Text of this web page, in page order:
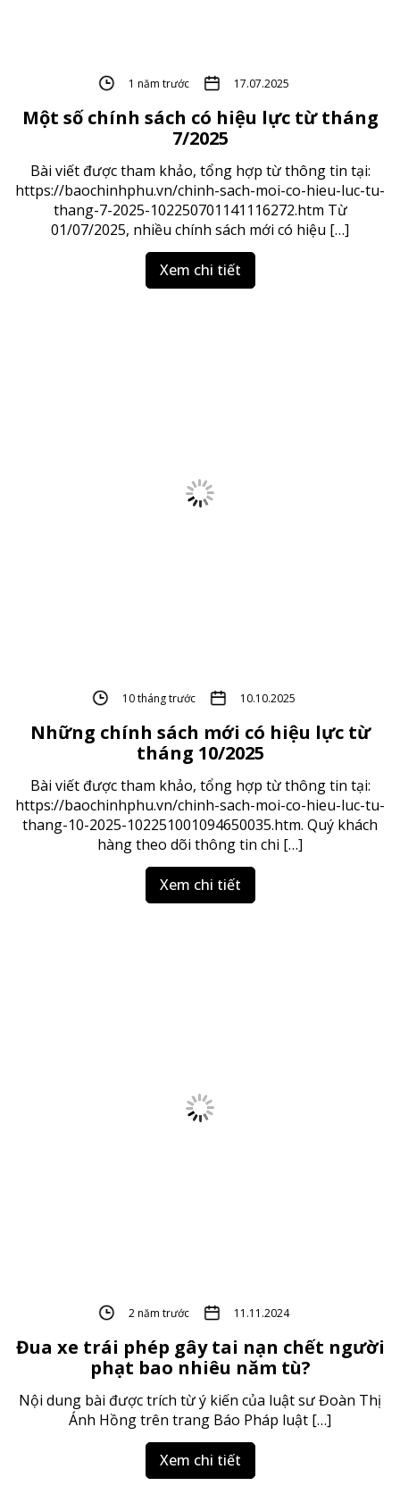
1 năm trước 17.07.2025
Một số chính sách có hiệu lực từ tháng
7/2025
Bài viết được tham khảo, tổng hợp từ thông tin tại:
https://baochinhphu.vn/chinh-sach-moi-co-hieu-luc-tu-
thang-7-2025-102250701141116272.htm Từ
01/07/2025, nhiều chính sách mới có hiệu […]
Xem chi tiết
10 tháng trước 10.10.2025
Những chính sách mới có hiệu lực từ
tháng 10/2025
Bài viết được tham khảo, tổng hợp từ thông tin tại:
https://baochinhphu.vn/chinh-sach-moi-co-hieu-luc-tu-
thang-10-2025-102251001094650035.htm. Quý khách
hàng theo dõi thông tin chi […]
Xem chi tiết
2 năm trước 11.11.2024
Đua xe trái phép gây tai nạn chết người
phạt bao nhiêu năm tù?
Nội dung bài được trích từ ý kiến của luật sư Đoàn Thị
Ánh Hồng trên trang Báo Pháp luật […]
Xem chi tiết